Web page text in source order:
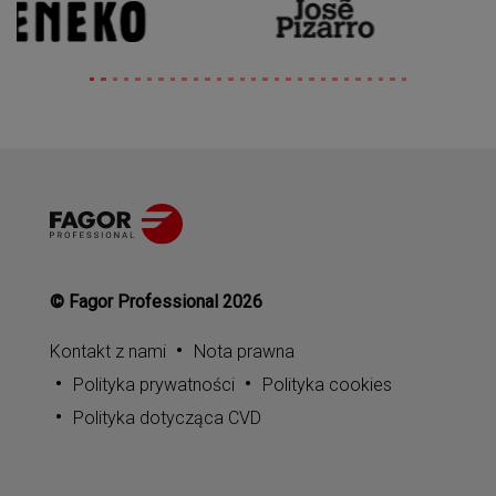
© Fagor Professional 2026
Kontakt z nami
Nota prawna
Polityka prywatności
Polityka cookies
Polityka dotycząca CVD